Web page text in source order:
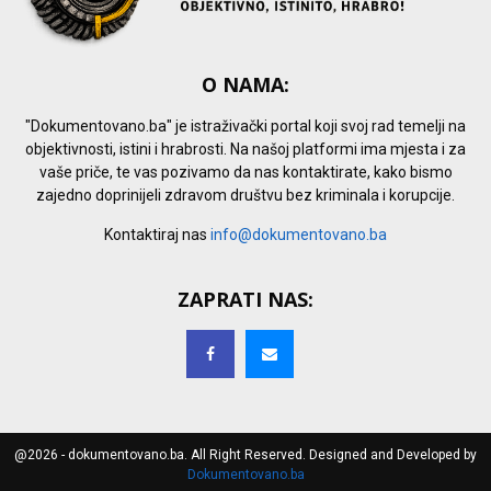
O NAMA:
"Dokumentovano.ba" je istraživački portal koji svoj rad temelji na
objektivnosti, istini i hrabrosti. Na našoj platformi ima mjesta i za
vaše priče, te vas pozivamo da nas kontaktirate, kako bismo
zajedno doprinijeli zdravom društvu bez kriminala i korupcije.
Kontaktiraj nas info@dokumentovano.ba
ZAPRATI NAS:
@2026 - dokumentovano.ba. All Right Reserved. Designed and Developed by
Dokumentovano.ba